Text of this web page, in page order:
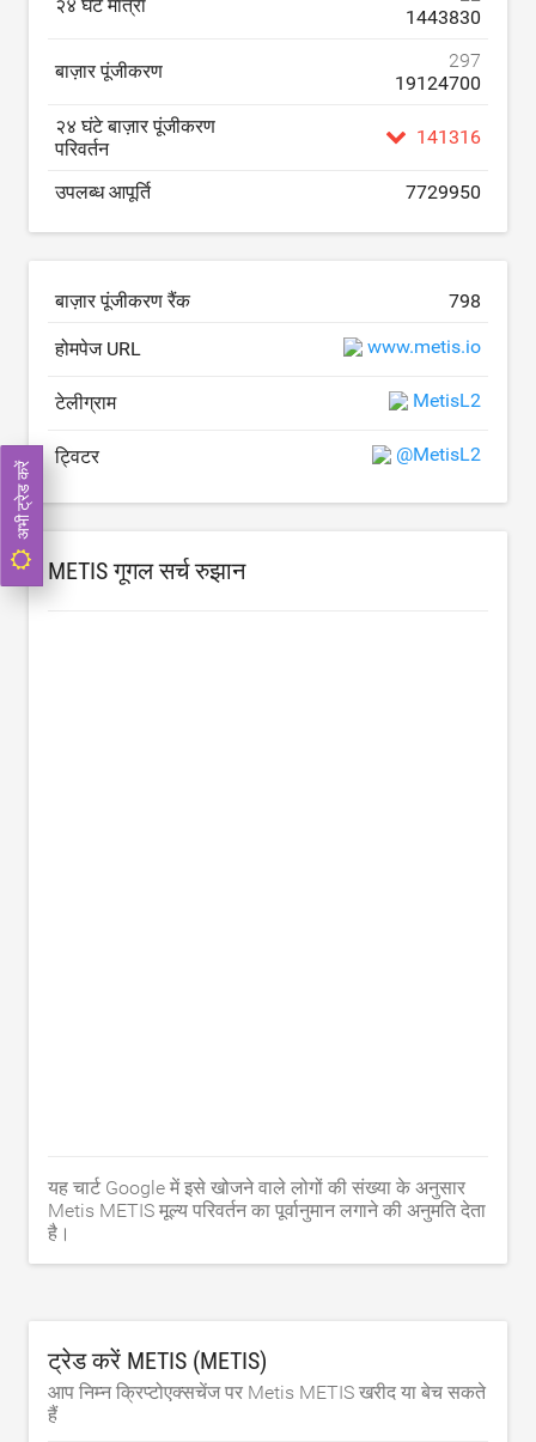
२४ घंटे मात्रा
1443830
बाज़ार पूंजीकरण
297
19124700
२४ घंटे बाज़ार पूंजीकरण
परिवर्तन
141316
उपलब्ध आपूर्ति 7729950
बाज़ार पूंजीकरण रैंक 798
होमपेज URL www.metis.io
टेलीग्राम MetisL2
ट्विटर @MetisL2
METIS गूगल सर्च रुझान
यह चार्ट Google में इसे खोजने वाले लोगों की संख्या के अनुसार
Metis METIS मूल्य परिवर्तन का पूर्वानुमान लगाने की अनुमति देता
है।
ट्रेड करें METIS (METIS)
आप निम्न क्रिप्टोएक्सचेंज पर Metis METIS खरीद या बेच सकते
हैं
अभी ट्रेड करें